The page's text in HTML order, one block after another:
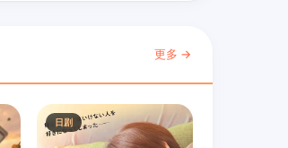
更多 →
日剧